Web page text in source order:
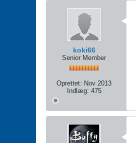
koki66
Senior Member
Oprettet: Nov 2013
Indlæg: 475